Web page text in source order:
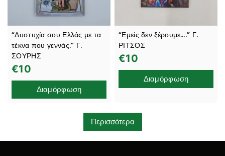
“Δυστυχία σου Ελλάς με τα
τέκνα που γεννάς.” Γ.
ΣΟΥΡΗΣ
€10
Διαμόρφωση
“Εμείς δεν ξέρουμε….” Γ.
ΡΙΤΣΟΣ
€10
Διαμόρφωση
Περισσότερα